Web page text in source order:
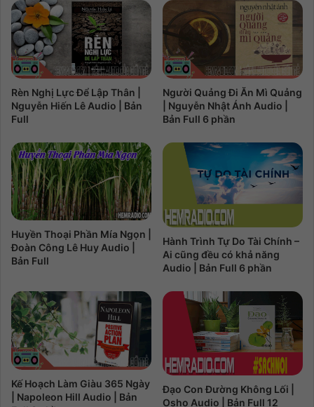
Rèn Nghị Lực Để Lập Thân |
Nguyễn Hiến Lê Audio | Bản
Full
Người Quảng Đi Ăn Mì Quảng
| Nguyễn Nhật Ánh Audio |
Bản Full 6 phần
Huyền Thoại Phần Mía Ngọn |
Đoàn Công Lê Huy Audio |
Bản Full
Hành Trình Tự Do Tài Chính –
Ai cũng đều có khả năng
Audio | Bản Full 6 phần
Kế Hoạch Làm Giàu 365 Ngày
| Napoleon Hill Audio | Bản
Đạo Con Đường Không Lối |
Osho Audio | Bản Full 12